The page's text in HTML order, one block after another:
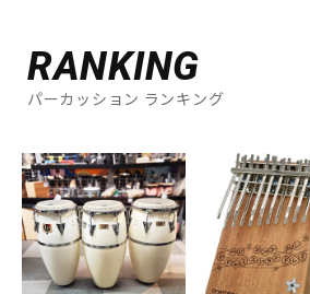
RANKING
パーカッション ランキング